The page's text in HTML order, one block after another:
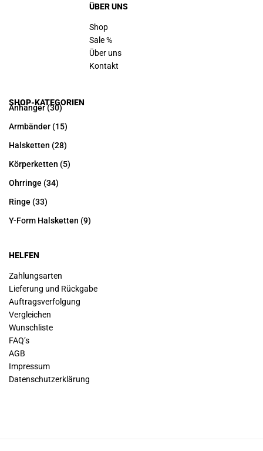
ÜBER UNS
Shop
Sale %
Über uns
Kontakt
SHOP-KATEGORIEN
Anhänger(30)
Armbänder (15)
Halsketten (28)
Körperketten (5)
Ohrringe (34)
Ringe (33)
Y-Form Halsketten (9)
HELFEN
Zahlungsarten
Lieferung und Rückgabe
Auftragsverfolgung
Vergleichen
Wunschliste
FAQ’s
AGB
Impressum
Datenschutz­erklärung